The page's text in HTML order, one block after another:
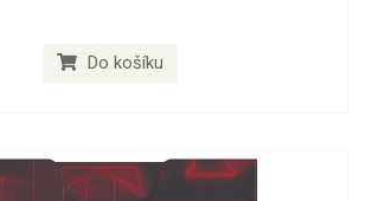
Do košíku